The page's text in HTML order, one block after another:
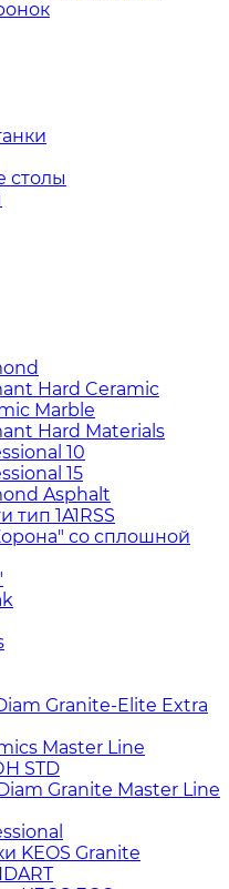
столы
Hard Ceramic
Marble
Hard Materials
10
15
Asphalt
1A1RSS
со сплошной
Granite-Elite Extra
Master Line
STD
Granite Master Line
KEOS Granite